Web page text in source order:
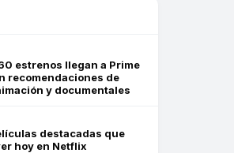
estrenos llegan a Prime
recomendaciones de
y documentales
destacadas que
hoy en Netflix